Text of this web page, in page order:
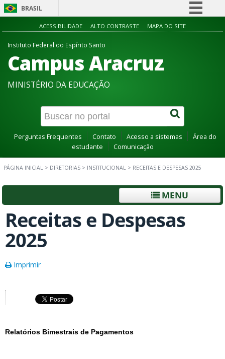
BRASIL
Simplifique!
Acesso à informação
Canais
ACESSIBILIDADE ALTO CONTRASTE MAPA DO SITE
Instituto Federal do Espírito Santo
Campus Aracruz
MINISTÉRIO DA EDUCAÇÃO
Perguntas Frequentes Contato Acesso a sistemas
Área do
estudante
Comunicação
PÁGINA INICIAL > DIRETORIAS > INSTITUCIONAL > RECEITAS E DESPESAS 2025
MENU
Receitas e Despesas
2025
Imprimir
Relatórios Bimestrais de Pagamentos